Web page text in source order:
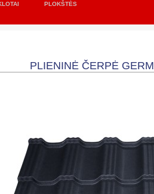
PLOKŠTĖS
PLIENINĖ ČERPĖ